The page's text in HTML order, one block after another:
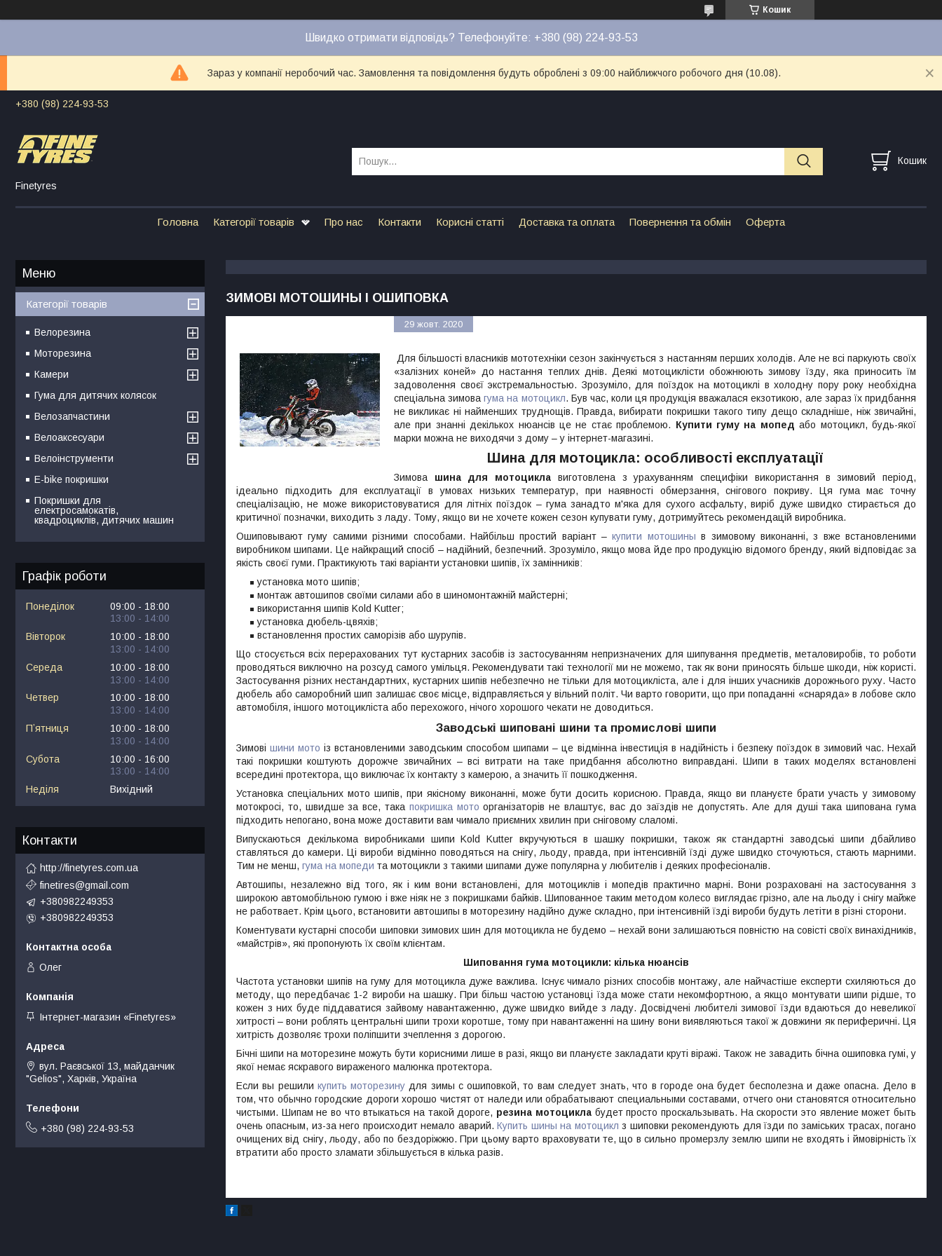
Кошик
Швидко отримати відповідь? Телефонуйте: +380 (98) 224-93-53
Зараз у компанії неробочий час. Замовлення та повідомлення будуть оброблені з 09:00 найближчого робочого дня (10.08).
+380 (98) 224-93-53
Finetyres
Кошик
Головна Категорії товарів Про нас Контакти Корисні статті Доставка та оплата Повернення та обмін Оферта
ЗИМОВІ МОТОШИНЫ І ОШИПОВКА
29 жовт. 2020
Для більшості власників мототехніки сезон закінчується з настанням перших холодів. Але не всі паркують своїх
«залізних коней» до настання теплих днів. Деякі мотоциклісти обожнюють зимову їзду, яка приносить їм
задоволення своєї экстремальностью. Зрозуміло, для поїздок на мотоциклі в холодну пору року необхідна
спеціальна зимовагума на мотоцикл. Був час, коли ця продукція вважалася екзотикою, але зараз їх придбання
не викликає ні найменших труднощів. Правда, вибирати покришки такого типу дещо складніше, ніж звичайні,
але при знанні декількох нюансів це не стає проблемою. Купити гуму на мопедабо мотоцикл, будь-якої
марки можна не виходячи з дому – у інтернет-магазині.
Шина для мотоцикла: особливості експлуатації
Зимова шина для мотоцикла виготовлена з урахуванням специфіки використання в зимовий період,
ідеально підходить для експлуатації в умовах низьких температур, при наявності обмерзання, снігового покриву. Ця гума має точну
спеціалізацію, не може використовуватися для літніх поїздок – гума занадто м'яка для сухого асфальту, виріб дуже швидко стирається до
критичної позначки, виходить з ладу. Тому, якщо ви не хочете кожен сезон купувати гуму, дотримуйтесь рекомендацій виробника.
Ошиповывают гуму самими різними способами. Найбільш простий варіант –купити мотошины в зимовому виконанні, з вже встановленими
виробником шипами. Це найкращий спосіб – надійний, безпечний. Зрозуміло, якщо мова йде про продукцію відомого бренду, який відповідає за
якість своєї гуми. Практикують такі варіанти установки шипів, їх замінників:
установка мото шипів;
монтаж автошипов своїми силами або в шиномонтажній майстерні;
використання шипів Kold Kutter;
установка дюбель-цвяхів;
встановлення простих саморізів або шурупів.
Що стосується всіх перерахованих тут кустарних засобів із застосуванням непризначених для шипування предметів, металовиробів, то роботи
проводяться виключно на розсуд самого умільця. Рекомендувати такі технології ми не можемо, так як вони приносять більше шкоди, ніж користі.
Застосування різних нестандартних, кустарних шипів небезпечно не тільки для мотоцикліста, але і для інших учасників дорожнього руху. Часто
дюбель або саморобний шип залишає своє місце, відправляється у вільний політ. Чи варто говорити, що при попаданні «снаряда» в лобове скло
автомобіля, іншого мотоцикліста або перехожого, нічого хорошого чекати не доводиться.
Заводські шиповані шини та промислові шипи
Зимовішини мото із встановленими заводським способом шипами – це відмінна інвестиція в надійність і безпеку поїздок в зимовий час. Нехай
такі покришки коштують дорожче звичайних – всі витрати на таке придбання абсолютно виправдані. Шипи в таких моделях встановлені
всередині протектора, що виключає їх контакту з камерою, а значить її пошкодження.
Установка спеціальних мото шипів, при якісному виконанні, може бути досить корисною. Правда, якщо ви плануєте брати участь у зимовому
мотокросі, то, швидше за все, така покришка мото організаторів не влаштує, вас до заїздів не допустять. Але для душі така шипована гума
підходить непогано, вона може доставити вам чимало приємних хвилин при сніговому слаломі.
Випускаються декількома виробниками шипи Kold Kutter вкручуються в шашку покришки, також як стандартні заводські шипи дбайливо
ставляться до камери. Ці вироби відмінно поводяться на снігу, льоду, правда, при інтенсивній їзді дуже швидко сточуються, стають марними.
Тим не менш, гума на мопеди та мотоцикли з такими шипами дуже популярна у любителів і деяких професіоналів.
Автошипы, незалежно від того, як і ким вони встановлені, для мотоциклів і мопедів практично марні. Вони розраховані на застосування з
широкою автомобільною гумою і вже ніяк не з покришками байків. Шипованное таким методом колесо виглядає грізно, але на льоду і снігу майже
не работвает. Крім цього, встановити автошипы в моторезину надійно дуже складно, при інтенсивній їзді вироби будуть летіти в різні сторони.
Коментувати кустарні способи шиповки зимових шин для мотоцикла не будемо – нехай вони залишаються повністю на совісті своїх винахідників,
«майстрів», які пропонують їх своїм клієнтам.
Шиповання гума мотоцикли: кілька нюансів
Частота установки шипів на гуму для мотоцикла дуже важлива. Існує чимало різних способів монтажу, але найчастіше експерти схиляються до
методу, що передбачає 1-2 вироби на шашку. При більш частою установці їзда може стати некомфортною, а якщо монтувати шипи рідше, то
кожен з них буде піддаватися зайвому навантаженню, дуже швидко вийде з ладу. Досвідчені любителі зимової їзди вдаються до невеликої
хитрості – вони роблять центральні шипи трохи коротше, тому при навантаженні на шину вони виявляються такої ж довжини як периферичні. Ця
хитрість дозволяє трохи поліпшити зчеплення з дорогою.
Бічні шипи на моторезине можуть бути корисними лише в разі, якщо ви плануєте закладати круті віражі. Також не завадить бічна ошиповка гумі, у
якої немає яскравого вираженого малюнка протектора.
Если вы решили купить моторезину для зимы с ошиповкой, то вам следует знать, что в городе она будет бесполезна и даже опасна. Дело в
том, что обычно городские дороги хорошо чистят от наледи или обрабатывают специальными составами, отчего они становятся относительно
чистыми. Шипам не во что втыкаться на такой дороге, резина мотоцикла будет просто проскальзывать. На скорости это явление может быть
очень опасным, из-за него происходит немало аварий.Купить шины на мотоцикл з шиповки рекомендують для їзди по заміських трасах, погано
очищених від снігу, льоду, або по бездоріжжю. При цьому варто враховувати те, що в сильно промерзлу землю шипи не входять і ймовірність їх
втратити або просто зламати збільшується в кілька разів.
Категорії товарів
Велорезина
Моторезина
Камери
Гума для дитячих колясок
Велозапчастини
Велоаксесуари
Велоінструменти
E-bike покришки
Покришки для
електросамокатів,
квадроциклів, дитячих машин
Графік роботи
Понеділок 09:00
18:00
13:00
14:00
Вівторок
10:00
18:00
13:00
14:00
Середа
10:00
18:00
13:00
14:00
Четвер
10:00
18:00
13:00
14:00
Пʼятниця
10:00
18:00
13:00
14:00
Субота
10:00
16:00
13:00
14:00
Неділя
Вихідний
Контакти
http://finetyres.com.ua
finetires@gmail.com
+380982249353
+380982249353
Олег
Інтернет-магазин «Finetyres»
вул. Раєвської 13, майданчик
"Gelios", Харків, Україна
+380 (98) 224-93-53